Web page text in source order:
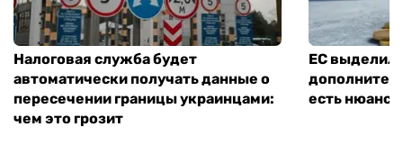
Налоговая служба будет
автоматически получать данные о
пересечении границы украинцами:
чем это грозит
ЕС выделил
есть нюанс